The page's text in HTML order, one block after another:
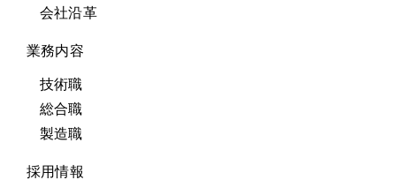
会社沿革
業務内容
技術職
総合職
製造職
採用情報